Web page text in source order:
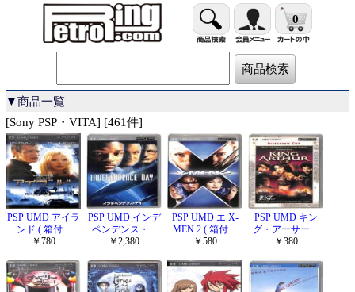
0
▼商品一覧
[Sony PSP・VITA] [461件]
PSP UMD アイラ
ンド ( 箱付...
￥780
PSP UMD インデ
ペンデンス・...
￥2,380
PSP UMD エ X-
MEN 2 ( 箱付 ...
￥580
PSP UMD キン
グ・アーサー ...
￥380